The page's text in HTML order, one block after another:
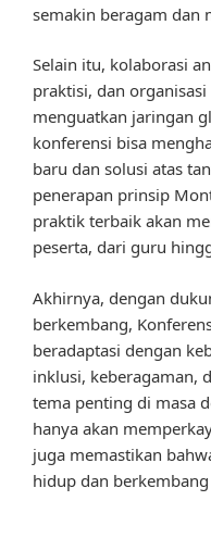
semakin beragam dan
Selain itu, kolaborasi
praktisi, dan
menguatkan jaringan
konferensi bisa
baru dan solusi atas
penerapan prinsip
praktik terbaik akan
peserta, dari guru
Akhirnya, dengan
berkembang,
beradaptasi dengan
inklusi, keberagaman,
tema penting di masa
hanya akan
juga memastikan
hidup dan